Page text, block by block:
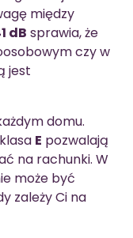
między
dB sprawia, że
czy w
jest
domu.
E pozwalają
na rachunki. W
może być
zależy Ci na